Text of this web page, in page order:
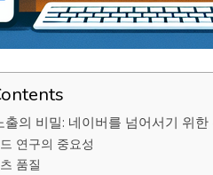
출의 비밀: 네이버를 넘어서기 위한
연구의 중요성
품질